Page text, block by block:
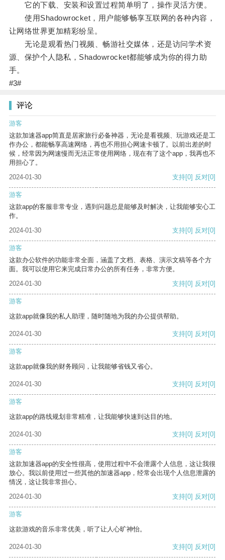
它的下载、安装和设置过程简单明了，操作灵活方便。
使用Shadowrocket，用户能够畅享互联网的各种内容，
让网络世界更加精彩纷呈。
无论是观看热门视频、畅游社交媒体，还是访问学术资
源、保护个人隐私，Shadowrocket都能够成为你的得力助
手。
#3#
评论
游客
这款加速器app简直是居家旅行必备神器，无论是看视频、玩游戏还是工
作办公，都能畅享高速网络，再也不用担心网速卡顿了。以前出差的时
候，经常因为网速慢而无法正常使用网络，现在有了这个app，我再也不
用担心了。
2024-01-30
支持[0] 反对[0]
游客
这款app的客服非常专业，遇到问题总是能够及时解决，让我能够安心工
作。
2024-01-30
支持[0] 反对[0]
游客
这款办公软件的功能非常全面，涵盖了文档、表格、演示文稿等各个方
面。我可以使用它来完成日常办公的所有任务，非常方便。
2024-01-30
支持[0] 反对[0]
游客
这款app就像我的私人助理，随时随地为我的办公提供帮助。
2024-01-30 支持[0] 反对[0]
游客
这款app就像我的财务顾问，让我能够省钱又省心。
2024-01-30 支持[0] 反对[0]
游客
这款app的路线规划非常精准，让我能够快速到达目的地。
2024-01-30 支持[0] 反对[0]
游客
这款加速器app的安全性很高，使用过程中不会泄露个人信息，这让我很
放心。我以前使用过一些其他的加速器app，经常会出现个人信息泄露的
情况，这让我非常担心。
2024-01-30
支持[0] 反对[0]
游客
这款游戏的音乐非常优美，听了让人心旷神怡。
2024-01-30 支持[0] 反对[0]